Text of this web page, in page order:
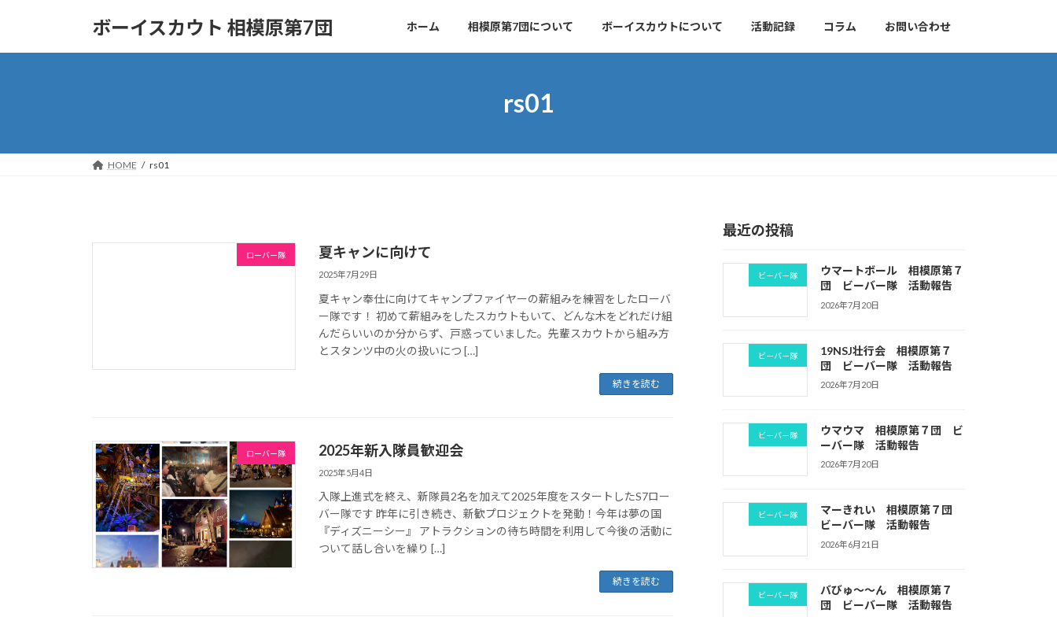
ボーイスカウト 相模原第7団 ホーム 相模原第7団について ボーイスカウトについて 活動記録 コラム お問い合わせ
rs01
HOME rs01
ローバー隊 夏キャンに向けて
2025年7月29日
夏キャン奉仕に向けてキャンプファイヤーの薪組みを練習をしたローバ
ー隊です！ 初めて薪組みをしたスカウトもいて、どんな木をどれだけ組
んだらいいのか分からず、戸惑っていました。先輩スカウトから組み方
とスタンツ中の火の扱いにつ […]
続きを読む
ローバー隊 2025年新入隊員歓迎会
2025年5月4日
入隊上進式を終え、新隊員2名を加えて2025年度をスタートしたS7ロー
バー隊です 昨年に引き続き、新歓プロジェクトを発動！今年は夢の国
『ディズニーシー』 アトラクションの待ち時間を利用して今後の活動に
ついて話し合いを繰り […]
続きを読む
最近の投稿
ビーバー隊
ウマートボール 相模原第７
団 ビーバー隊 活動報告
2026年7月20日
ビーバー隊
19NSJ壮行会 相模原第７
団 ビーバー隊 活動報告
2026年7月20日
ビーバー隊
ウマウマ 相模原第７団 ビ
ーバー隊 活動報告
2026年7月20日
ビーバー隊
マーきれい 相模原第７団
ビーバー隊 活動報告
2026年6月21日
ビーバー隊
バびゅ～～ん 相模原第７
団 ビーバー隊 活動報告